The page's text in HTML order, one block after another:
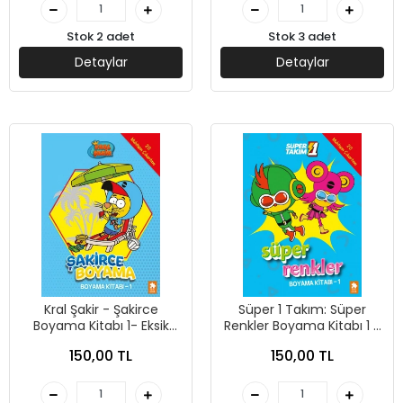
Stok 2 adet
Detaylar
Stok 3 adet
Detaylar
Kral Şakir - Şakirce
Boyama Kitabı 1- Eksik
150,00 TL
Süper 1 Takım: Süper
Renkler Boyama Kitabı 1 -
150,00 TL